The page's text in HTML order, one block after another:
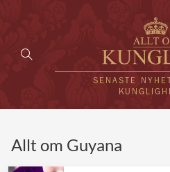
SENASTE
Allt om Guyana